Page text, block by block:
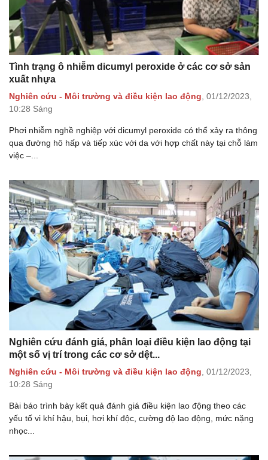
Tình trạng ô nhiễm dicumyl peroxide ở các cơ sở sản
xuất nhựa
Nghiên cứu - Môi trường và điều kiện lao động 01/12/2023,
10:28 Sáng
Phơi nhiễm nghề nghiệp với dicumyl peroxide có thể xảy ra thông
qua đường hô hấp và tiếp xúc với da với hợp chất này tại chỗ làm
việc –...
Nghiên cứu đánh giá, phân loại điều kiện lao động tại
một số vị trí trong các cơ sở dệt...
Nghiên cứu - Môi trường và điều kiện lao động 01/12/2023,
10:28 Sáng
Bài báo trình bày kết quả đánh giá điều kiện lao động theo các
yếu tố vi khí hậu, bụi, hơi khí độc, cường độ lao động, mức nặng
nhọc...